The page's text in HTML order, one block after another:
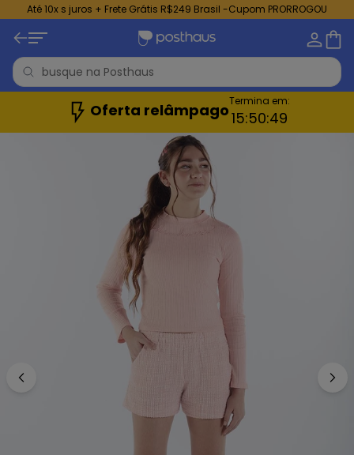
Até 10x s juros + Frete Grátis R$249 Brasil -Cupom PRORROGOU
Oferta relâmpagoTermina em:
15:50:47